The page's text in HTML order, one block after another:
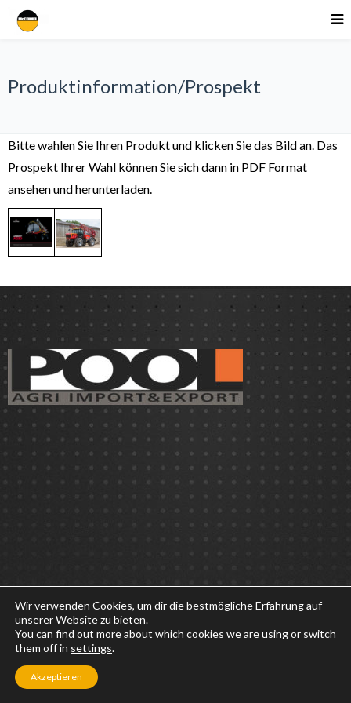
Produktinformation/Prospekt
Bitte wahlen Sie Ihren Produkt und klicken Sie das Bild an. Das
Prospekt Ihrer Wahl können Sie sich dann in PDF Format
ansehen und herunterladen.
Wir verwenden Cookies, um dir die bestmögliche Erfahrung auf
unserer Website zu bieten.
You can find out more about which cookies we are using or switch
them off in settings.
Akzeptieren